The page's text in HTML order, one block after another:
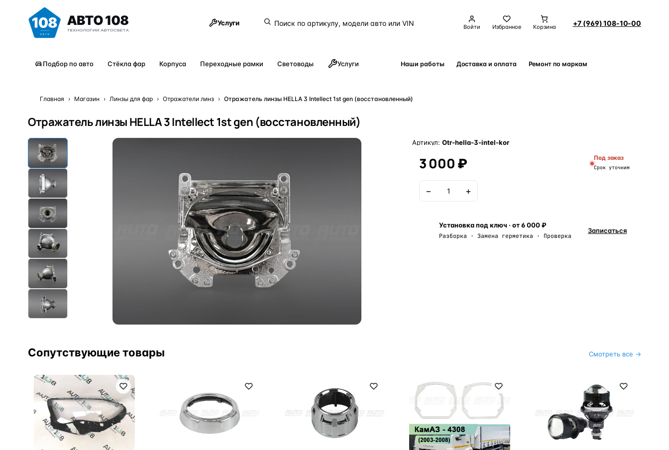
Услуги Войти Избранное Корзина +7 (969) 108-10-00
Подбор по авто Стёкла фар Корпуса Переходные рамки Световоды Услуги Наши работы Доставка и оплата Ремонт по маркам
Главная › Магазин › Линзы для фар › Отражатели линз › Отражатель линзы HELLA 3 Intellect 1st gen (восстановленный)
Отражатель линзы HELLA 3 Intellect 1st gen (восстановленный)
Артикул: Otr-hella-3-intel-kor
3 000 ₽ Под заказ
Срок уточним
− +
Установка под ключ · от 6 000 ₽
Разборка · Замена герметика · Проверка
Записаться
Сопутствующие товары Смотреть все →